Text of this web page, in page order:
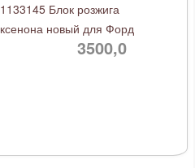
1133145 Блок розжига
ксенона новый для Форд
3500,0